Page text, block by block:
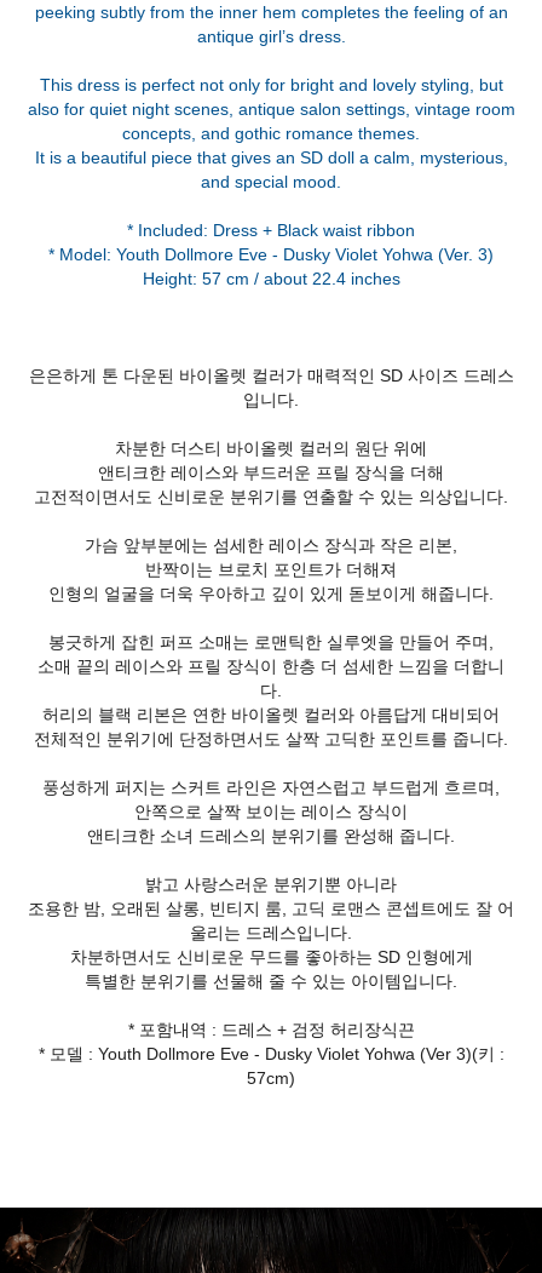
peeking subtly from the inner hem completes the feeling of an
antique girl’s dress.
This dress is perfect not only for bright and lovely styling, but
also for quiet night scenes, antique salon settings, vintage room
concepts, and gothic romance themes.
It is a beautiful piece that gives an SD doll a calm, mysterious,
and special mood.
* Included: Dress + Black waist ribbon
* Model: Youth Dollmore Eve - Dusky Violet Yohwa (Ver. 3)
Height: 57 cm / about 22.4 inches
은은하게 톤 다운된 바이올렛 컬러가 매력적인 SD 사이즈 드레스
입니다.
차분한 더스티 바이올렛 컬러의 원단 위에
앤티크한 레이스와 부드러운 프릴 장식을 더해
고전적이면서도 신비로운 분위기를 연출할 수 있는 의상입니다.
가슴 앞부분에는 섬세한 레이스 장식과 작은 리본,
반짝이는 브로치 포인트가 더해져
인형의 얼굴을 더욱 우아하고 깊이 있게 돋보이게 해줍니다.
봉긋하게 잡힌 퍼프 소매는 로맨틱한 실루엣을 만들어 주며,
소매 끝의 레이스와 프릴 장식이 한층 더 섬세한 느낌을 더합니
다.
허리의 블랙 리본은 연한 바이올렛 컬러와 아름답게 대비되어
전체적인 분위기에 단정하면서도 살짝 고딕한 포인트를 줍니다.
풍성하게 퍼지는 스커트 라인은 자연스럽고 부드럽게 흐르며,
안쪽으로 살짝 보이는 레이스 장식이
앤티크한 소녀 드레스의 분위기를 완성해 줍니다.
밝고 사랑스러운 분위기뿐 아니라
조용한 밤, 오래된 살롱, 빈티지 룸, 고딕 로맨스 콘셉트에도 잘 어
울리는 드레스입니다.
차분하면서도 신비로운 무드를 좋아하는 SD 인형에게
특별한 분위기를 선물해 줄 수 있는 아이템입니다.
* 포함내역 : 드레스 + 검정 허리장식끈
* 모델 : Youth Dollmore Eve - Dusky Violet Yohwa (Ver 3)(키 :
57cm)